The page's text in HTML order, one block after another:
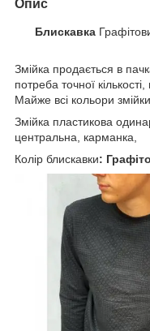
Опис
Блискавка
Змійка продається в
потреба точної
Майже всі кольори
Змійка пластикова
центральна, карманка,
Колір блискавки: